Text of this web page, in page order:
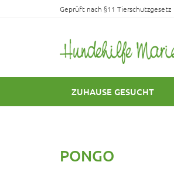
Geprüft nach §11 Tierschutzgesetz
ZUHAUSE GESUCHT
PONGO